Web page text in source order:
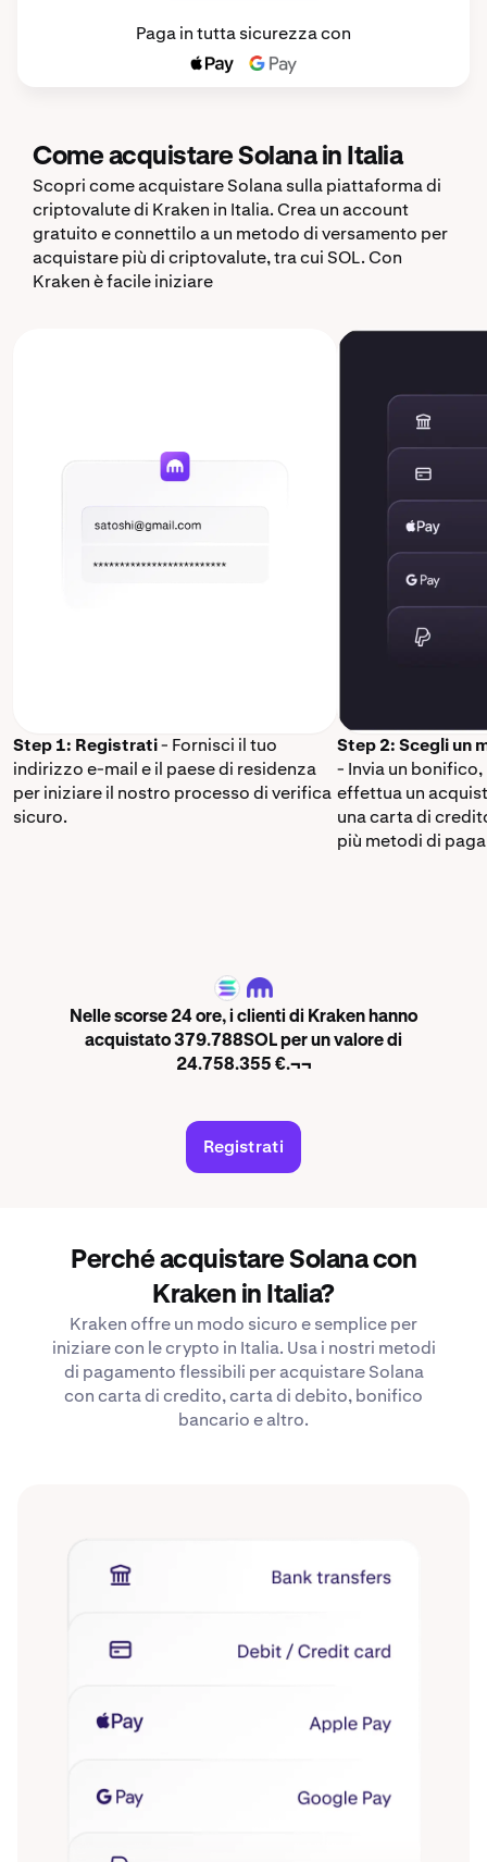
Paga in tutta sicurezza con
Come acquistare Solana in Italia
Scopri come acquistare Solana sulla piattaforma di
criptovalute di Kraken in Italia. Crea un account
gratuito e connettilo a un metodo di versamento per
acquistare più di criptovalute, tra cui SOL. Con
Kraken è facile iniziare
Step 1: Registrati- Fornisci il tuo
indirizzo e-mail e il paese di residenza
per iniziare il nostro processo di verifica
sicuro.
Step 2: Scegli un
- Invia un bonifico,
effettua un
una carta di
più metodi di
SOL
Nelle scorse 24 ore, i clienti di Kraken hanno
acquistato 379.788SOL per un valore di
24.758.355 €.¬¬
Registrati
Perché acquistare Solana con
Kraken in Italia?
Kraken offre un modo sicuro e semplice per
iniziare con le crypto in Italia. Usa i nostri metodi
di pagamento flessibili per acquistare Solana
con carta di credito, carta di debito, bonifico
bancario e altro.